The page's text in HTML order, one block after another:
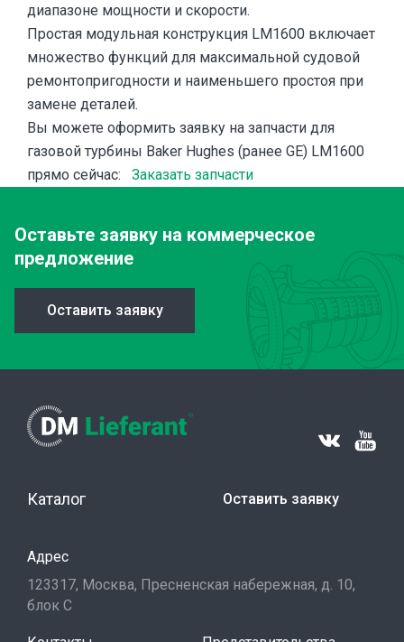
диапазоне мощности и скорости.
Простая модульная конструкция LM1600 включает
множество функций для максимальной судовой
ремонтопригодности и наименьшего простоя при
замене деталей.
Вы можете оформить заявку на запчасти для
газовой турбины Baker Hughes (ранее GE) LM1600
прямо сейчас: Заказать запчасти
Оставьте заявку на коммерческое
предложение
Оставить заявку
Каталог Оставить заявку
Адрес
123317, Москва, Пресненская набережная, д. 10,
блок С